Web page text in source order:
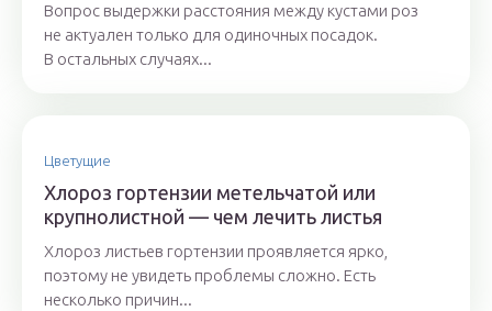
Вопрос выдержки расстояния между кустами роз
не актуален только для одиночных посадок.
В остальных случаях...
Цветущие
Хлороз гортензии метельчатой или
крупнолистной — чем лечить листья
Хлороз листьев гортензии проявляется ярко,
поэтому не увидеть проблемы сложно. Есть
несколько причин...